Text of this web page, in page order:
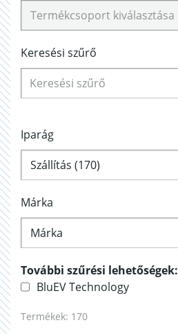
Termékcsoport kiválasztása
Keresési szűrő
Iparág
Szállítás (170)
Márka
Márka
További szűrési lehetőségek:
BluEV Technology
Termékek: 170